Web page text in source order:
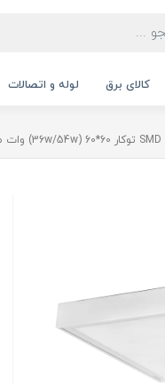
کالای برق لوله و اتصالات